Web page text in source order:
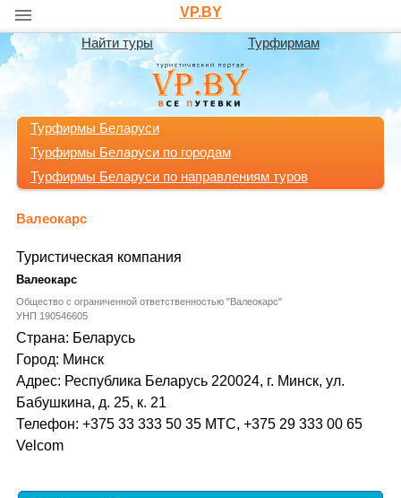
VP.BY
Найти туры Турфирмам
Турфирмы Беларуси
Турфирмы Беларуси по городам
Турфирмы Беларуси по направлениям туров
Валеокарс
Туристическая компания
Валеокарс
Общество с ограниченной ответственностью "Валеокарс"
УНП 190546605
Страна: Беларусь
Город: Минск
Адрес: Республика Беларусь 220024, г. Минск, ул.
Бабушкина, д. 25, к. 21
Телефон: +375 33 333 50 35 МТС, +375 29 333 00 65
Velcom